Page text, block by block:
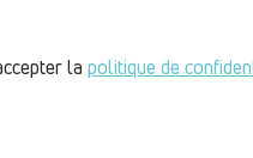
la politique de